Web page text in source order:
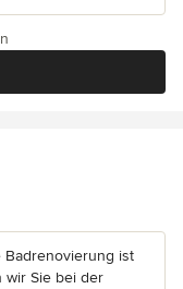
Badrenovierung ist
wir Sie bei der